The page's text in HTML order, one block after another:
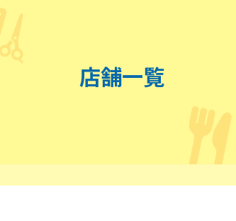
店舗一覧